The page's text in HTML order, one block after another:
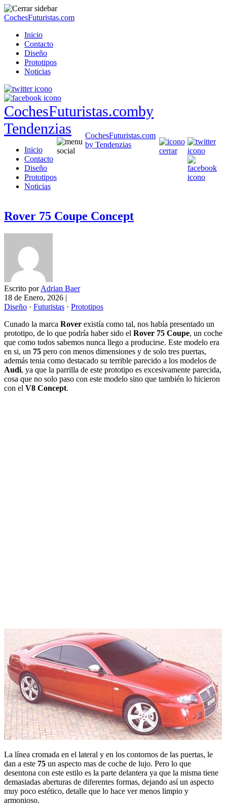
CochesFuturistas.com
Inicio
Contacto
Diseño
Prototipos
Noticias
CochesFuturistas.comby
Tendenzias
Inicio
Contacto
Diseño
Prototipos
Noticias
CochesFuturistas.com
by Tendenzias
Rover 75 Coupe Concept
Escrito porAdrian Baer
18 de Enero, 2026 |
Diseño · Futuristas · Prototipos
Cunado la marca Rover existía como tal, nos había presentado un
prototipo, de lo que podría haber sido el Rover 75 Coupe, un coche
que como todos sabemos nunca llego a producirse. Este modelo era
en si, un 75 pero con menos dimensiones y de solo tres puertas,
además tenia como destacado su terrible parecido a los modelos de
Audi, ya que la parrilla de este prototipo es excesivamente parecida,
cosa que no solo paso con este modelo sino que también lo hicieron
con el V8 Concept.
La línea cromada en el lateral y en los contornos de las puertas, le
dan a este 75 un aspecto mas de coche de lujo. Pero lo que
desentona con este estilo es la parte delantera ya que la misma tiene
demasiadas aberturas de diferentes formas, dejando así un aspecto
muy poco estético, detalle que lo hace ver menos limpio y
armonioso.